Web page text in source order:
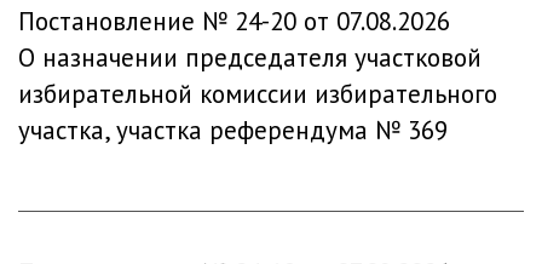
Постановление № 24-20 от 07.08.2026
О назначении председателя участковой
избирательной комиссии избирательного
участка, участка референдума № 369